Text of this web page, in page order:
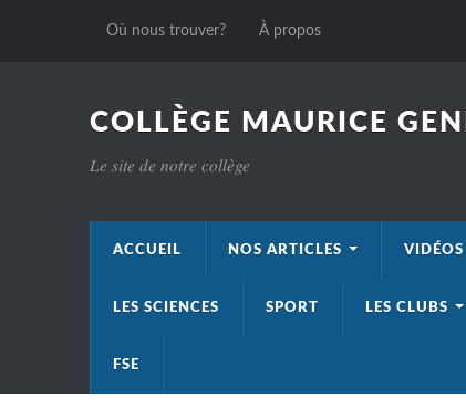
Où nous trouver? À propos
COLLÈGE MAURICE
Le site de notre collège
ACCUEIL NOS ARTICLES VIDÉOS
LES SCIENCES SPORT LES CLUBS
FSE